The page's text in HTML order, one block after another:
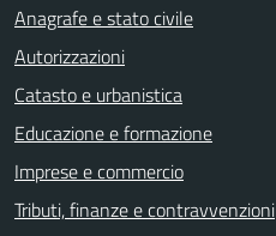
Anagrafe e stato civile
Autorizzazioni
Catasto e urbanistica
Educazione e formazione
Imprese e commercio
Tributi, finanze e contravvenzioni